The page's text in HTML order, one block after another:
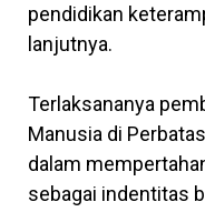
pendidikan
lanjutnya.
Terlaksananya
Manusia di
dalam
sebagai indentitas